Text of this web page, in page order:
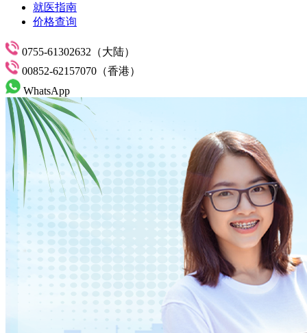
就医指南
价格查询
0755-61302632（大陆）
00852-62157070（香港）
WhatsApp